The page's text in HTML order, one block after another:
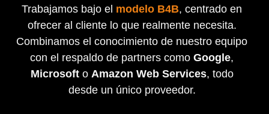
Trabajamos bajo el modelo B4B, centrado en
ofrecer al cliente lo que realmente necesita.
Combinamos el conocimiento de nuestro equipo
con el respaldo de partners comoGoogle,
Microsofto Amazon Web Services, todo
desde un único proveedor.